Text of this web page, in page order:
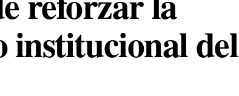
institucional del